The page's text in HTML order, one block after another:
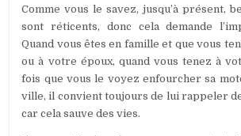
Comme vous le savez, jusqu’à présent,
sont réticents, donc cela demande
Quand vous êtes en famille et que vous
ou à votre époux, quand vous tenez à
fois que vous le voyez enfourcher sa
ville, il convient toujours de lui rappeler
car cela sauve des vies.